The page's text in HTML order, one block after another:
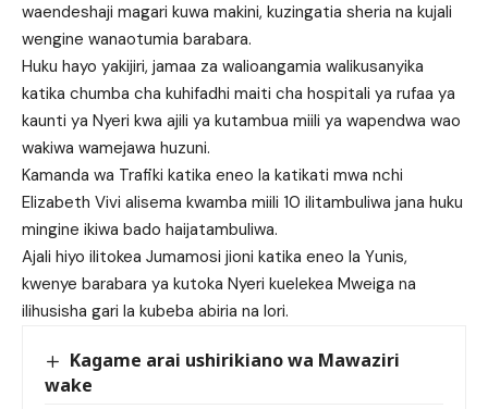
waendeshaji magari kuwa makini, kuzingatia sheria na kujali
wengine wanaotumia barabara.
Huku hayo yakijiri, jamaa za walioangamia walikusanyika
katika chumba cha kuhifadhi maiti cha hospitali ya rufaa ya
kaunti ya Nyeri kwa ajili ya kutambua miili ya wapendwa wao
wakiwa wamejawa huzuni.
Kamanda wa Trafiki katika eneo la katikati mwa nchi
Elizabeth Vivi alisema kwamba miili 10 ilitambuliwa jana huku
mingine ikiwa bado haijatambuliwa.
Ajali hiyo ilitokea Jumamosi jioni katika eneo la Yunis,
kwenye barabara ya kutoka Nyeri kuelekea Mweiga na
ilihusisha gari la kubeba abiria na lori.
Kagame arai ushirikiano wa Mawaziri
wake